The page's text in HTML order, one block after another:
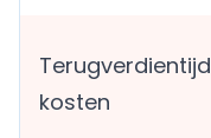
Terugverdientijd
kosten